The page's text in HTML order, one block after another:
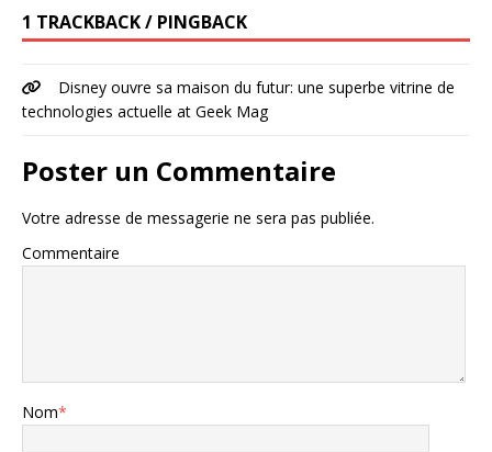
1 TRACKBACK / PINGBACK
Disney ouvre sa maison du futur: une superbe vitrine de
technologies actuelle at Geek Mag
Poster un Commentaire
Votre adresse de messagerie ne sera pas publiée.
Commentaire
Nom*